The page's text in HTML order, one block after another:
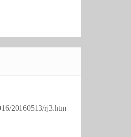
20160513/rj3.htm